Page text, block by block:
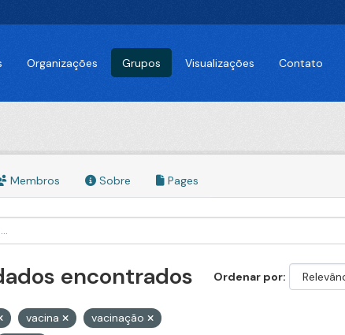
Organizações Grupos Visualizações Contato
Membros Sobre Pages
Ordenar por
encontrados
vacina
vacinação